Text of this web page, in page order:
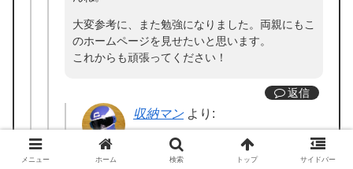
大変参考に、また勉強になりました。両親にもこ
のホームページを見せたいと思います。
これからも頑張ってください！
返信
収納マン より:
メニュー ホーム 検索 トップ サイドバー